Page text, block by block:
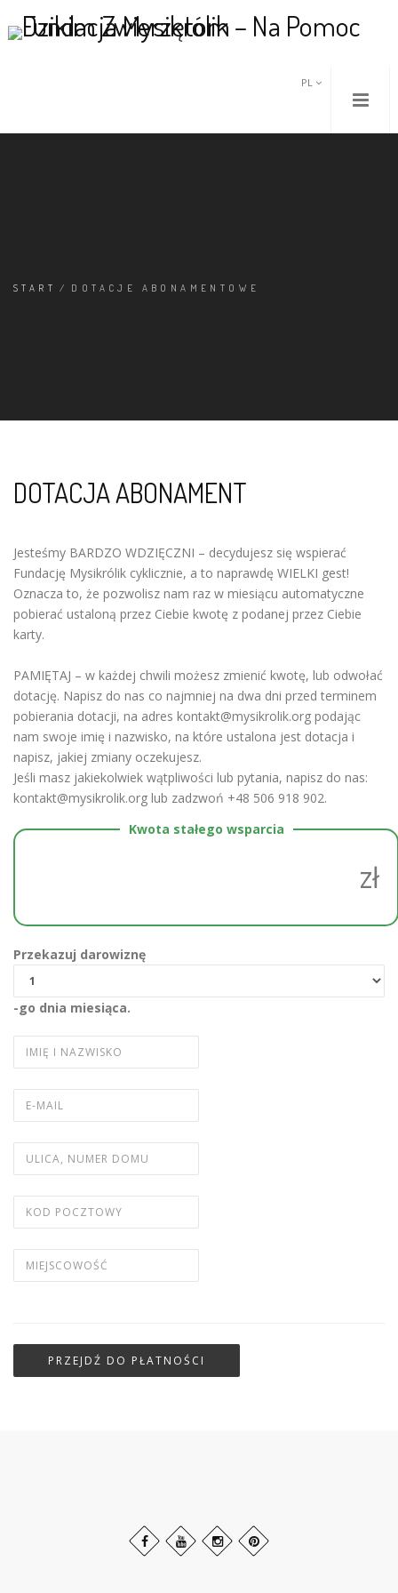
PL
START / DOTACJE ABONAMENTOWE
DOTACJA ABONAMENT
Jesteśmy BARDZO WDZIĘCZNI – decydujesz się wspierać
Fundację Mysikrólik cyklicznie, a to naprawdę WIELKI gest!
Oznacza to, że pozwolisz nam raz w miesiącu automatyczne
pobierać ustaloną przez Ciebie kwotę z podanej przez Ciebie
karty.
PAMIĘTAJ – w każdej chwili możesz zmienić kwotę, lub odwołać
dotację. Napisz do nas co najmniej na dwa dni przed terminem
pobierania dotacji, na adres kontakt@mysikrolik.org podając
nam swoje imię i nazwisko, na które ustalona jest dotacja i
napisz, jakiej zmiany oczekujesz.
Jeśli masz jakiekolwiek wątpliwości lub pytania, napisz do nas:
kontakt@mysikrolik.org lub zadzwoń +48 506 918 902.
Kwota stałego wsparcia
zł
Przekazuj darowiznę
-go dnia miesiąca.
PRZEJDŹ DO PŁATNOŚCI